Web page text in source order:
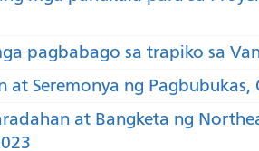
pagbabago sa trapiko sa
at Seremonya ng Pagbubukas,
at Bangketa ng